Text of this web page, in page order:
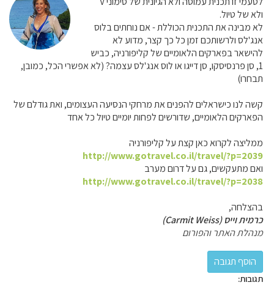
ולא של טיול.
לא מבינה את התכנית הכוללת - אם נוחתים בלוס
אנג'לס ולרשותכם זמן כל כך קצר, מדוע לא
להישאר בפארקים הלאומיים של קליפורניה, כביש
1, סן פרנסיסקו, סן דייגו או לוס אנג'לס עצמה? (לא אפשרי הכל, כמובן,
תבחרו)
קשה לנו כישראלים להפנים את מרחקי הנסיעה העצומים, ואת גודלם של
הפארקים הלאומיים, שדורשים לפחות יומיים טיול כל אחד
ממליצה לקרוא כאן קצת על קליפורניה
http://www.gotravel.co.il/travel/?p=2039
ואם מתעקשים, גם על דרום מערב
http://www.gotravel.co.il/travel/?p=2038
בהצלחה,
כרמית וייס (Carmit Weiss)
מנהלת האתר והפורום
תגובות: